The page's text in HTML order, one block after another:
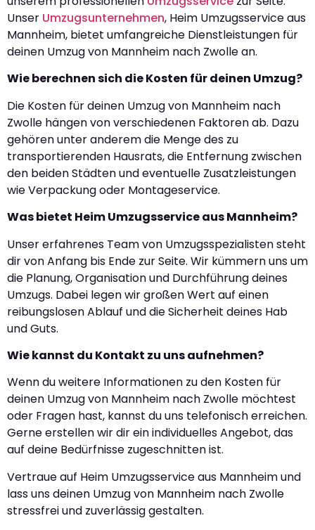
Unser Umzugsunternehmen, Heim Umzugsservice aus
Mannheim, bietet umfangreiche Dienstleistungen für
deinen Umzug von Mannheim nach Zwolle an.
Wie berechnen sich die Kosten für deinen Umzug?
Die Kosten für deinen Umzug von Mannheim nach
Zwolle hängen von verschiedenen Faktoren ab. Dazu
gehören unter anderem die Menge des zu
transportierenden Hausrats, die Entfernung zwischen
den beiden Städten und eventuelle Zusatzleistungen
wie Verpackung oder Montageservice.
Was bietet Heim Umzugsservice aus Mannheim?
Unser erfahrenes Team von Umzugsspezialisten steht
dir von Anfang bis Ende zur Seite. Wir kümmern uns um
die Planung, Organisation und Durchführung deines
Umzugs. Dabei legen wir großen Wert auf einen
reibungslosen Ablauf und die Sicherheit deines Hab
und Guts.
Wie kannst du Kontakt zu uns aufnehmen?
Wenn du weitere Informationen zu den Kosten für
deinen Umzug von Mannheim nach Zwolle möchtest
oder Fragen hast, kannst du uns telefonisch erreichen.
Gerne erstellen wir dir ein individuelles Angebot, das
auf deine Bedürfnisse zugeschnitten ist.
Vertraue auf Heim Umzugsservice aus Mannheim und
lass uns deinen Umzug von Mannheim nach Zwolle
stressfrei und zuverlässig gestalten.